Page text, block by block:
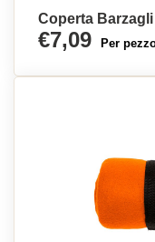
Coperta Barzagli
€7,09 Per